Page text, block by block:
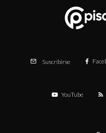
Suscribirse
YouTube